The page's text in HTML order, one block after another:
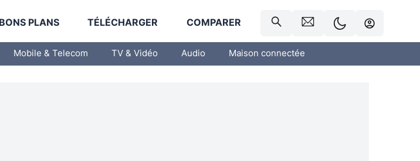
BONS PLANS TÉLÉCHARGER COMPARER
Mobile & Telecom TV & Vidéo Audio Maison connectée